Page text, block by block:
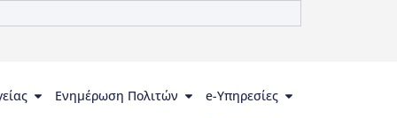
Ενημέρωση Πολιτών
e-Υπηρεσίες